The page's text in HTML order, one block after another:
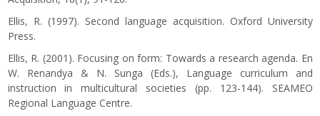
Ellis, R. (1997). Second language acquisition. Oxford University
Press.
Ellis, R. (2001). Focusing on form: Towards a research agenda. En
W. Renandya & N. Sunga (Eds.), Language curriculum and
instruction in multicultural societies (pp. 123-144). SEAMEO
Regional Language Centre.